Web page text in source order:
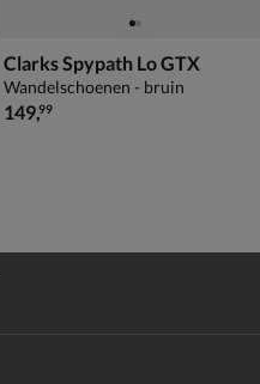
Clarks Spypath Lo GTX
Wandelschoenen - bruin
€ 149,99
149,99